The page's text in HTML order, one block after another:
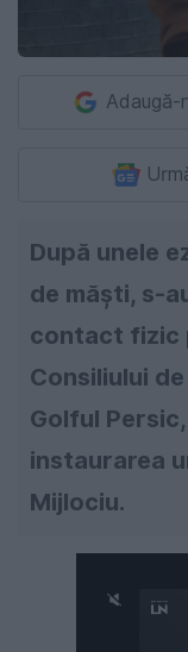
Adaugă-
După unele
de măști, s-
contact fizic
Consiliului
Golful
instaurarea
Mijlociu.